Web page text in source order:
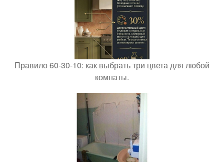
Правило 60-30-10: как выбрать три цвета для любой
комнаты.